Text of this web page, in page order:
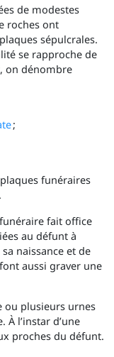
de modestes
roches ont
sépulcrales.
se rapproche de
on dénombre
;
funéraires
.
fait office
au défunt à
naissance et de
aussi graver une
ou plusieurs urnes
À l’instar d’une
proches du défunt.